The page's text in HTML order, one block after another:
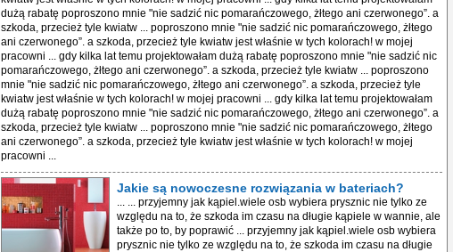
dużą rabatę poproszono mnie "nie sadzić nic pomarańczowego, żłtego ani czerwonego”. a
szkoda, przecież tyle kwiatw ... poproszono mnie "nie sadzić nic pomarańczowego, żłtego
ani czerwonego”. a szkoda, przecież tyle kwiatw jest właśnie w tych kolorach! w mojej
pracowni ... gdy kilka lat temu projektowałam dużą rabatę poproszono mnie "nie sadzić nic
pomarańczowego, żłtego ani czerwonego”. a szkoda, przecież tyle kwiatw ... poproszono
mnie "nie sadzić nic pomarańczowego, żłtego ani czerwonego”. a szkoda, przecież tyle
kwiatw jest właśnie w tych kolorach! w mojej pracowni ... gdy kilka lat temu projektowałam
dużą rabatę poproszono mnie "nie sadzić nic pomarańczowego, żłtego ani czerwonego”. a
szkoda, przecież tyle kwiatw ... poproszono mnie "nie sadzić nic pomarańczowego, żłtego
ani czerwonego”. a szkoda, przecież tyle kwiatw jest właśnie w tych kolorach! w mojej
pracowni ...
Jakie są nowoczesne rozwiązania w bateriach?
... ... przyjemny jak kąpiel.wiele osb wybiera prysznic nie tylko ze
względu na to, że szkoda im czasu na długie kąpiele w wannie, ale
także po to, by poprawić ... przyjemny jak kąpiel.wiele osb wybiera
prysznic nie tylko ze względu na to, że szkoda im czasu na długie